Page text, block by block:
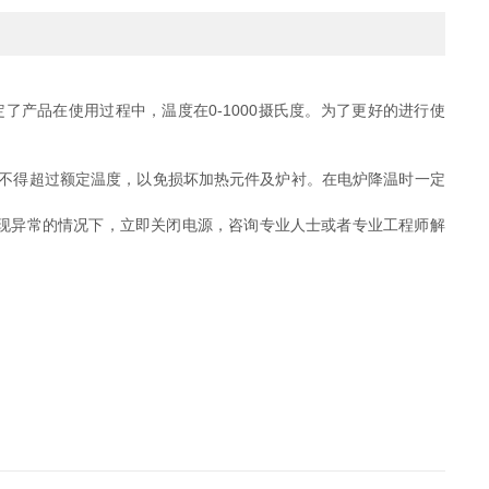
产品在使用过程中，温度在0-1000摄氏度。为了更好的进行使
超过额定温度，以免损坏加热元件及炉衬。在电炉降温时一定
常的情况下，立即关闭电源，咨询专业人士或者专业工程师解